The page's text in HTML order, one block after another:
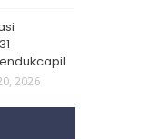
2026